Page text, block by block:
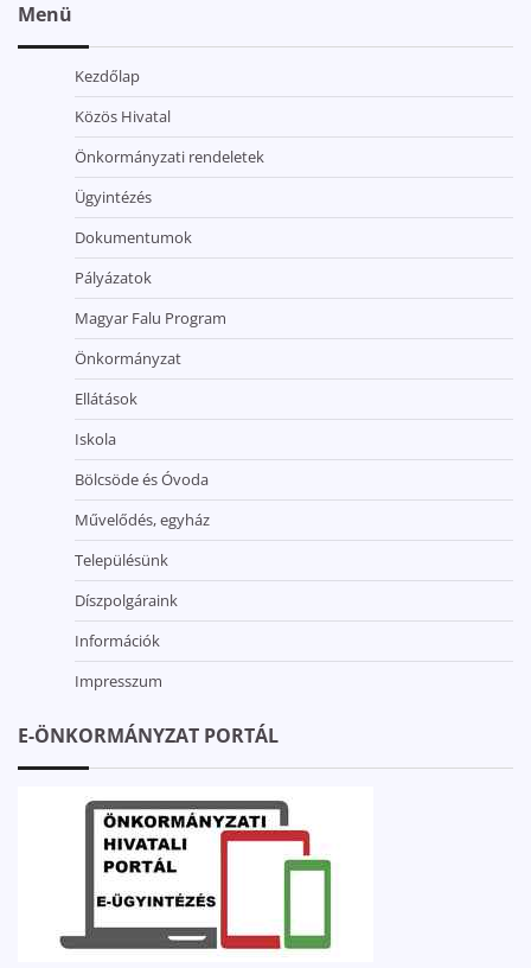
Menü
Kezdőlap
Közös Hivatal
Önkormányzati rendeletek
Ügyintézés
Dokumentumok
Pályázatok
Magyar Falu Program
Önkormányzat
Ellátások
Iskola
Bölcsöde és Óvoda
Művelődés, egyház
Településünk
Díszpolgáraink
Információk
Impresszum
E-ÖNKORMÁNYZAT PORTÁL